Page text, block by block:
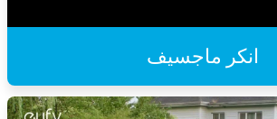
انكر ماجسيف